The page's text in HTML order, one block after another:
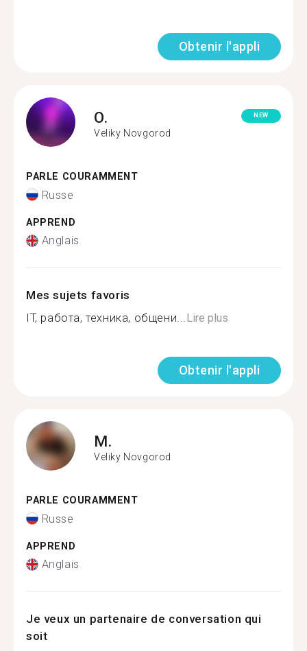
Obtenir l'appli
O.
Veliky Novgorod
NEW
PARLE COURAMMENT
Russe
APPREND
Anglais
Mes sujets favoris
IT, работа, техника, общени...Lire plus
Obtenir l'appli
M.
Veliky Novgorod
PARLE COURAMMENT
Russe
APPREND
Anglais
Je veux un partenaire de conversation qui
soit